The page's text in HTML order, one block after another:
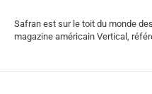
Safran est sur le toit du monde des moteurs
magazine américain Vertical,